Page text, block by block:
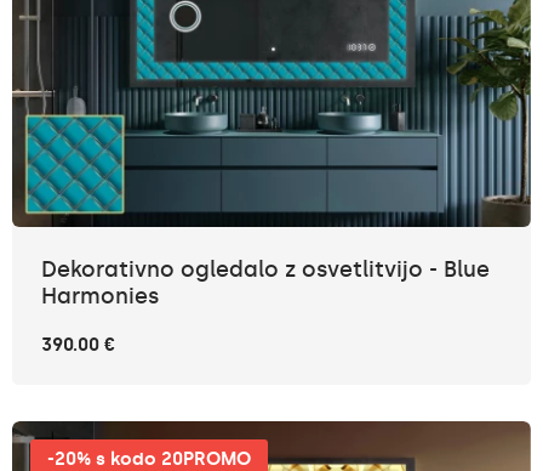
Dekorativno ogledalo z osvetlitvijo - Blue
Harmonies
390.00 €
-20% s kodo 20PROMO